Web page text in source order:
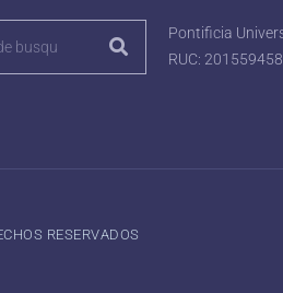
Pontificia
RUC:
RESERVADOS